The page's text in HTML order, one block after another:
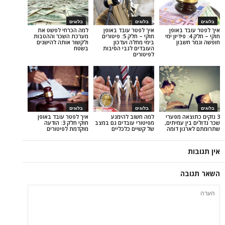
בלוגים
למה הכרחי לפשט את
מערכת השכר וההטבות
ולקשור אותה להישגים
בשטח
בלוגים
איך לפטר עובד באופן
חוקי – חלק 5: פיטורים
בימי מחלה ועדכון
העובדים לגבי הסיבות
חלק 4: פידיון ימי
בלוגים
איך לפטר עובד באופן
חוקי חלק 3: הודעה
מוקדמת לפיטורים
בלוגים
למה חשוב להימנע
מפיטורי עובדים גם במצב
של קשיים כלכליים
מפערי
עמיתים,
דומה